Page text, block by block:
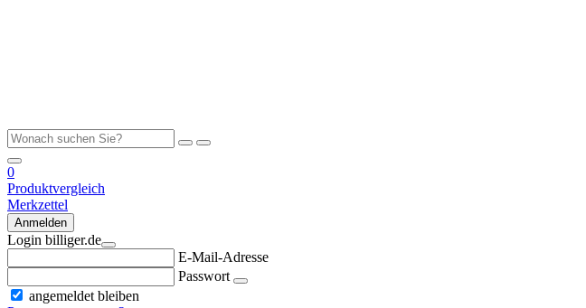
0
Produktvergleich
Merkzettel
Anmelden
Login billiger.de
E-Mail-Adresse
Passwort
angemeldet bleiben